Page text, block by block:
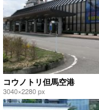
コウノトリ但馬空港
3040×2280 px